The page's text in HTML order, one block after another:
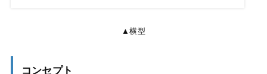
▲横型
コンセプト